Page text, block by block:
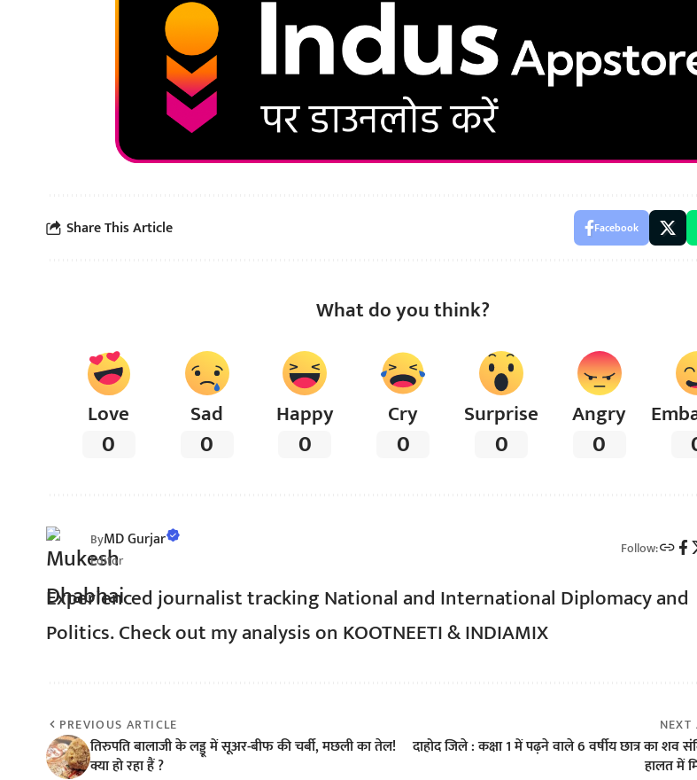
Share This Article Facebook
What do you think?
Love
0
Sad
0
Happy
0
Cry
0
Surprise
0
Angry
0
ByMD Gurjar
Editor
Follow:
Experienced journalist tracking National and International Diplomacy and
Politics. Check out my analysis on KOOTNEETI & INDIAMIX
PREVIOUS ARTICLE
तिरुपति बालाजी के लड्डू में सूअर-बीफ की चर्बी, मछली का तेल!
क्या हो रहा हैं ?
NEXT
दाहोद जिले : कक्षा 1 में पढ़ने वाले 6 वर्षीय छात्र का शव
हालत में